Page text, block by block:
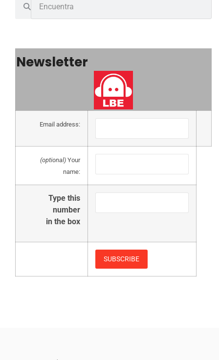
Newsletter
Email address:
(optional) Your
name:
Type this
number
in the box